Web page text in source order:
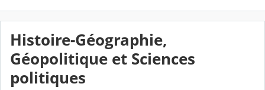
Histoire-Géographie,
Géopolitique et Sciences
politiques